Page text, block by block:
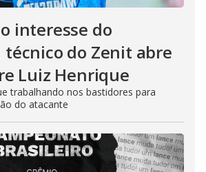
interesse do
técnico do Zenit abre
Luiz Henrique
trabalhando nos bastidores para
do atacante